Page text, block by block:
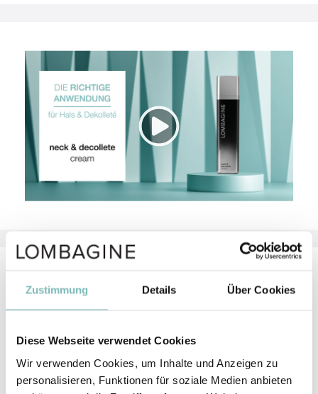
Zustimmung Details Über Cookies
Diese Webseite verwendet Cookies
Wir verwenden Cookies, um Inhalte und Anzeigen zu
personalisieren, Funktionen für soziale Medien anbieten
Aktivstoffe
GLYCERIN
GLYCERIN (Glycerin) ist chemisch betrachtet ein
Sheabutter